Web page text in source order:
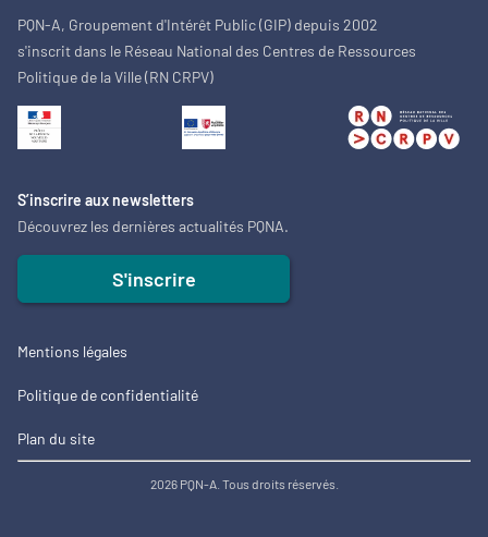
PQN-A, Groupement d'Intérêt Public (GIP) depuis 2002
s'inscrit dans le Réseau National des Centres de Ressources
Politique de la Ville (RN CRPV)
S’inscrire aux newsletters
Découvrez les dernières actualités PQNA.
S'inscrire
Mentions légales
Politique de confidentialité
Plan du site
2026 PQN-A. Tous droits réservés.